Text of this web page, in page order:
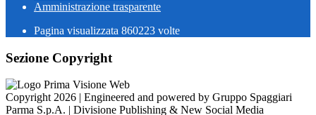
Amministrazione trasparente
Pagina visualizzata 860223 volte
Sezione Copyright
Copyright 2026 | Engineered and powered by Gruppo Spaggiari
Parma S.p.A. | Divisione Publishing & New Social Media